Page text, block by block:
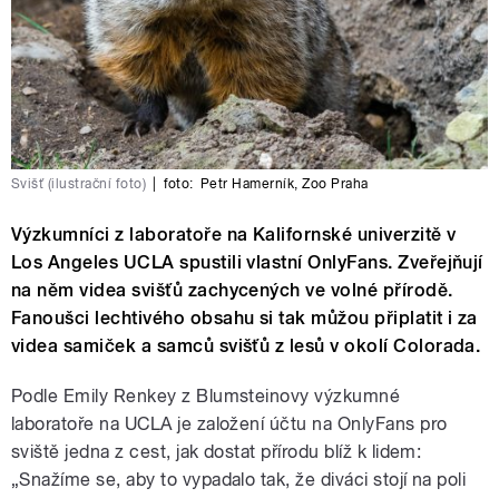
Svišť (ilustrační foto) foto: Petr Hamerník ,Zoo Praha
Výzkumníci z laboratoře na Kalifornské univerzitě v
Los Angeles UCLA spustili vlastní OnlyFans. Zveřejňují
na něm videa svišťů zachycených ve volné přírodě.
Fanoušci lechtivého obsahu si tak můžou připlatit i za
videa samiček a samců svišťů z lesů v okolí Colorada.
Podle Emily Renkey z Blumsteinovy výzkumné
laboratoře na UCLA je založení účtu na OnlyFans pro
sviště jedna z cest, jak dostat přírodu blíž k lidem:
„Snažíme se, aby to vypadalo tak, že diváci stojí na poli